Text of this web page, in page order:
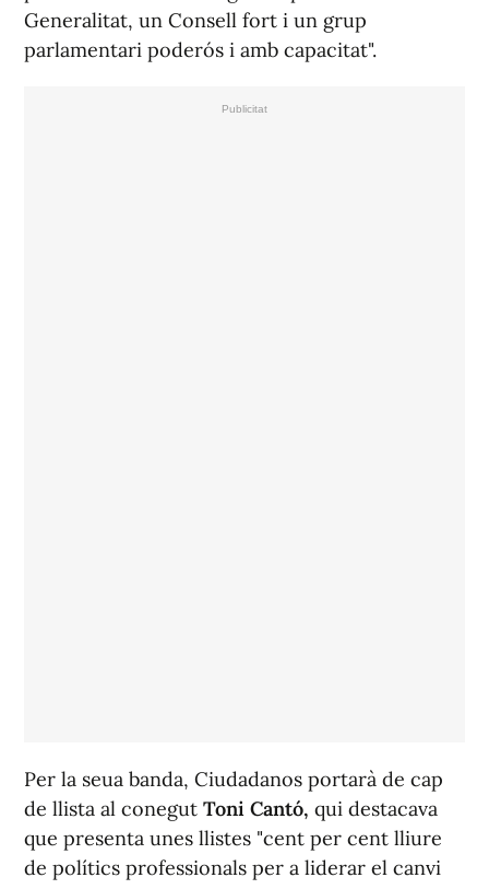
Generalitat, un Consell fort i un grup
parlamentari poderós i amb capacitat".
Per la seua banda, Ciudadanos portarà de cap
de llista al conegut Toni Cantó, qui destacava
que presenta unes llistes "cent per cent lliure
de polítics professionals per a liderar el canvi